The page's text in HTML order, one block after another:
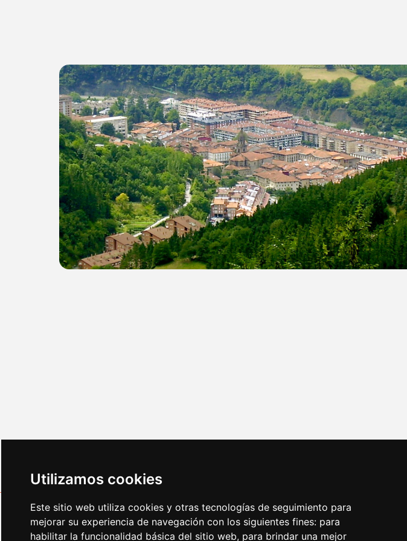
Utilizamos cookies
Este sitio web utiliza cookies y otras tecnologías de seguimiento para
mejorar su experiencia de navegación con los siguientes fines: para
habilitar la funcionalidad básica del sitio web, para brindar una mejor
Aviso legal | Cookies | Accesibilidad